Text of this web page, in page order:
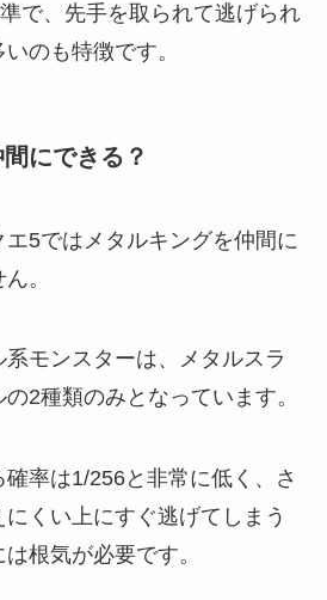
で、先手を取られて逃げられ
のも特徴です。
にできる？
5ではメタルキングを仲間に
。
モンスターは、メタルスラ
2種類のみとなっています。
率は1/256と非常に低く、さ
くい上にすぐ逃げてしまう
根気が必要です。